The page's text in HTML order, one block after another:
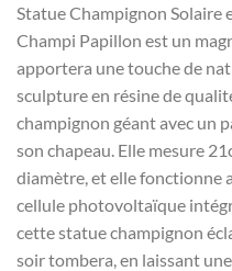
Statue Champignon Solaire
Champi Papillon est un
apportera une touche de
sculpture en résine de
champignon géant avec un
son chapeau. Elle mesure
diamètre, et elle fonctionne
cellule photovoltaïque
cette statue champignon
soir tombera, en laissant